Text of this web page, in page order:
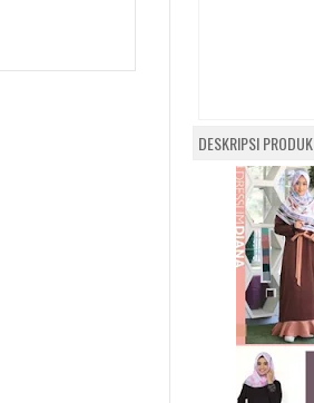
DESKRIPSI PRODUK